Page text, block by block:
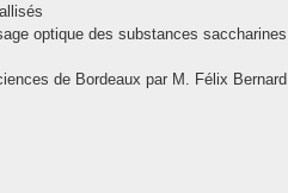
optique des substances saccharines
de Bordeaux par M. Félix Bernard